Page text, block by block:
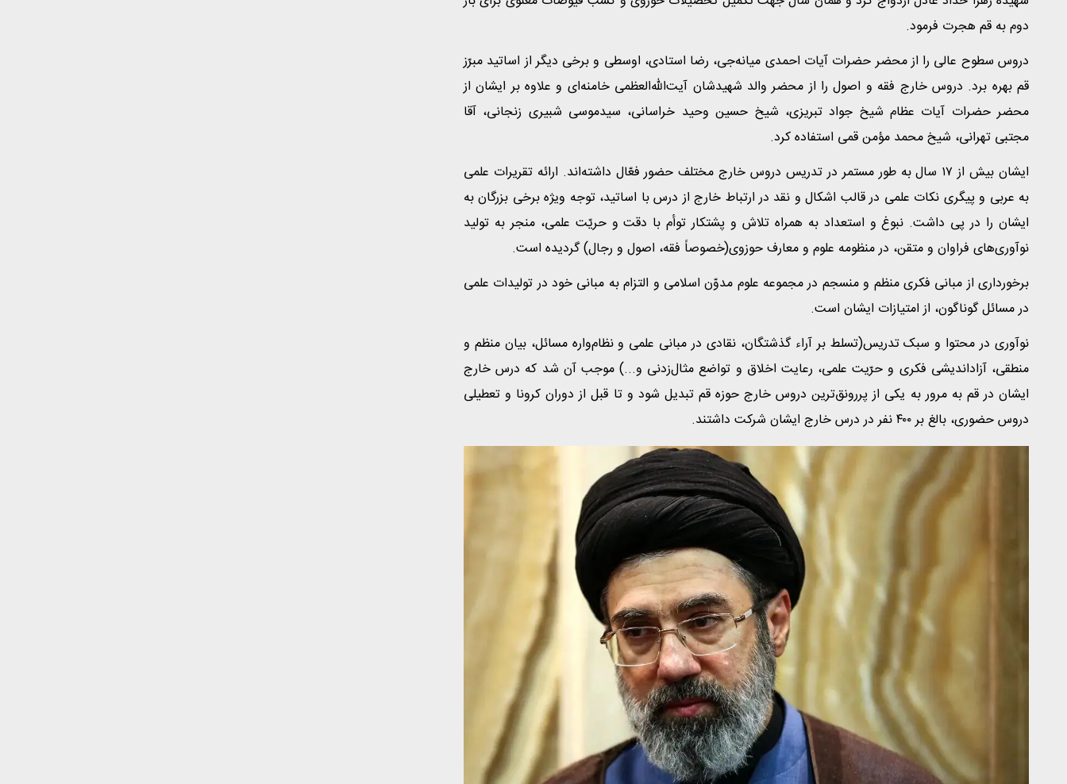
دوم به قم هجرت فرمود.
دروس سطوح عالی را از محضر حضرات آیات احمدی میانه‌جی، رضا استادی، اوسطی و برخی دیگر از اساتید مبرّز
قم بهره برد. دروس خارج فقه و اصول را از محضر والد شهیدشان آیت‌الله‌العظمی خامنه‌ای و علاوه بر ایشان از
محضر حضرات آیات عظام شیخ جواد تبریزی، شیخ حسین وحید خراسانی، سیدموسی شبیری زنجانی، آقا
مجتبی تهرانی، شیخ محمد مؤمن قمی استفاده کرد.
ایشان بیش از ١٧ سال به طور مستمر در تدریس دروس خارج مختلف حضور فعّال داشته‌اند. ارائه تقریرات علمی
به عربی و پیگری نکات علمی در قالب اشکال و نقد در ارتباط خارج از درس با اساتید، توجه ویژه برخی بزرگان به
ایشان را در پی داشت. نبوغ و استعداد به همراه تلاش و پشتکار توأم با دقت و حریّت علمی، منجر به تولید
نوآوری‌های فراوان و متقن، در منظومه علوم و معارف حوزوی(خصوصاً فقه، اصول و رجال) گردیده است.
برخورداری از مبانی فکری منظم و منسجم در مجموعه علوم مدوّن اسلامی و التزام به مبانی خود در تولیدات علمی
در مسائل گوناگون، از امتیازات ایشان است.
نوآوری در محتوا و سبک تدریس(تسلط بر آراء گذشتگان، نقادی در مبانی علمی و نظام‌واره مسائل، بیان منظم و
منطقی، آزاداندیشی فکری و حرّیت علمی، رعایت اخلاق و تواضع مثال‌زدنی و...) موجب آن شد که درس خارج
ایشان در قم به مرور به یکی از پررونق‌ترین دروس خارج حوزه قم تبدیل شود و تا قبل از دوران کرونا و تعطیلی
دروس حضوری، بالغ بر ۴٠٠ نفر در درس خارج ایشان شرکت داشتند.